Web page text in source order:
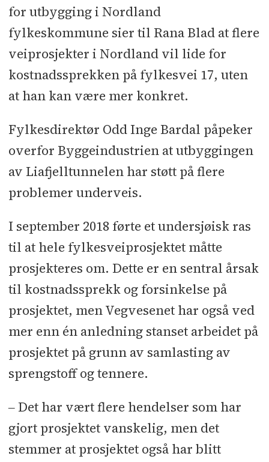
for utbygging i Nordland
fylkeskommune sier til Rana Blad at flere
veiprosjekter i Nordland vil lide for
kostnadssprekken på fylkesvei 17, uten
at han kan være mer konkret.
Fylkesdirektør Odd Inge Bardal påpeker
overfor Byggeindustrien at utbyggingen
av Liafjelltunnelen har støtt på flere
problemer underveis.
I september 2018 førte et undersjøisk ras
til at hele fylkesveiprosjektet måtte
prosjekteres om. Dette er en sentral årsak
til kostnadssprekk og forsinkelse på
prosjektet, men Vegvesenet har også ved
mer enn én anledning stanset arbeidet på
prosjektet på grunn av samlasting av
sprengstoff og tennere.
‒ Det har vært flere hendelser som har
gjort prosjektet vanskelig, men det
stemmer at prosjektet også har blitt